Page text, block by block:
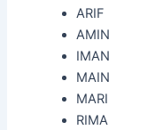
ARIF
AMIN
IMAN
MAIN
MARI
RIMA